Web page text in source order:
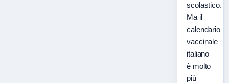
scolastico.
Ma il
calendario
vaccinale
italiano
è molto
più